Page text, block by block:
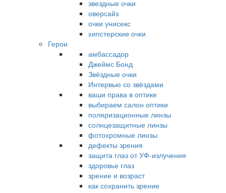
звездные очки
оверсайз
очки унисекс
хипстерские очки
Герои
амбассадор
Джеймс Бонд
Звёздные очки
Интервью со звёздами
ваши права в оптике
выбираем салон оптики
поляризационные линзы
солнцезащитные линзы
фотохромные линзы
дефекты зрения
защита глаз от УФ-излучения
здоровье глаз
зрение и возраст
как сохранить зрение